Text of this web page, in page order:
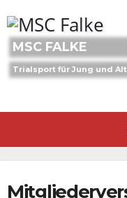
to
content
MSC FALKE
Trialsport für Jung und Alt